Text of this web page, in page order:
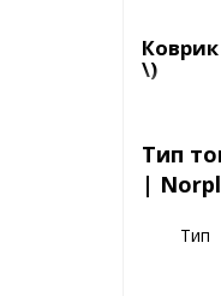
\)
Тип
|
Тип